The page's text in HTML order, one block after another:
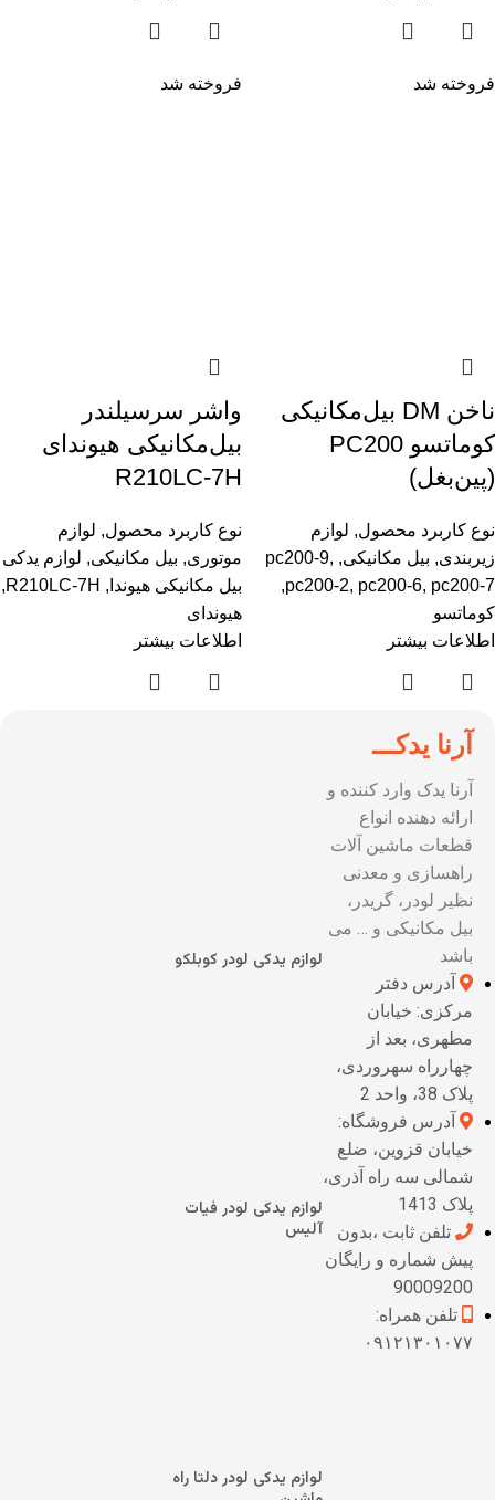
فروخته شد
ناخن DM بیل‌مکانیکی
کوماتسو PC200
(پین‌بغل)
نوع کاربرد محصول, لوازم
زیربندی, بیل مکانیکی,
pc200-9,
pc200-2, pc200-6, pc200-7
,
کوماتسو
اطلاعات بیشتر
فروخته شد
واشر سرسیلندر
بیل‌مکانیکی هیوندای
R210LC-7H
نوع کاربرد محصول, لوازم
موتوری, بیل مکانیکی, لوازم یدکی
بیل مکانیکی هیوندا ,
R210LC-7H
,
هیوندای
اطلاعات بیشتر
آرنا یدکـــ
آرنا یدک وارد کننده و
ارائه دهنده انواع
قطعات ماشین آلات
راهسازی و معدنی
نظیر لودر، گریدر،
بیل مکانیکی و … می
باشد
آدرس دفتر
مرکزی: خیابان
مطهری، بعد از
چهارراه سهروردی،
پلاک 38، واحد 2
آدرس فروشگاه:
خیابان قزوین، ضلع
شمالی سه راه آذری،
پلاک 1413
تلفن ثابت ،بدون
پیش شماره و رایگان
90009200
تلفن همراه:
۰۹۱۲۱۳۰۱۰۷۷
لوازم یدکی لودر کوبلکو
لوازم یدکی لودر فیات
آلیس
لوازم یدکی لودر دلتا راه